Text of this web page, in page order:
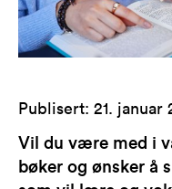
Publisert: 21. januar
Vil du være med i
bøker og ønsker å